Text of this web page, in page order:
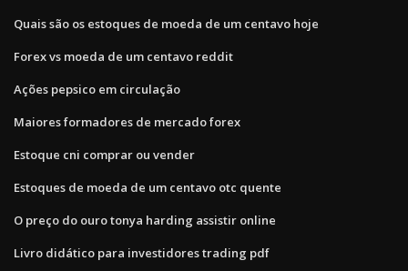
Quais são os estoques de moeda de um centavo hoje
Forex vs moeda de um centavo reddit
Ações pepsico em circulação
Maiores formadores de mercado forex
Estoque cni comprar ou vender
Estoques de moeda de um centavo otc quente
O preço do ouro tonya harding assistir online
Livro didático para investidores trading pdf